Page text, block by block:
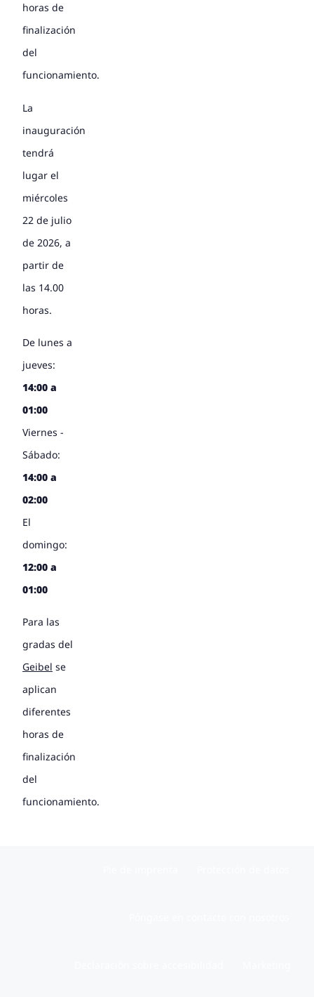
horas de
finalización
del
funcionamiento.
La
inauguración
tendrá
lugar el
miércoles
22 de julio
de 2026, a
partir de
las 14.00
horas.
De lunes a
jueves:
14:00 a
01:00
Viernes -
Sábado:
14:00 a
02:00
El
domingo:
12:00 a
01:00
Para las
gradas del
Geibel se
aplican
diferentes
horas de
finalización
del
funcionamiento.